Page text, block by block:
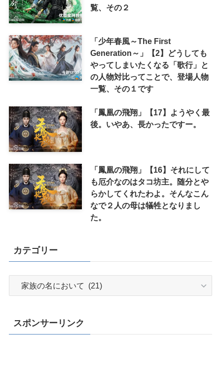
覧、その２
「少年春風～The First
Generation～」【2】どうしても
やってしまいたくなる「歌行」と
の人物対比ってことで、登場人物
一覧、その１です
「鳳凰の飛翔」【17】ようやく最
後。いやあ、長かったですー。
「鳳凰の飛翔」【16】それにして
も厄介なのはタコ坊主。随分とや
らかしてくれたわよ。そんなこん
なで２人の母は犠牲となりまし
た。
カテゴリー
スポンサーリンク